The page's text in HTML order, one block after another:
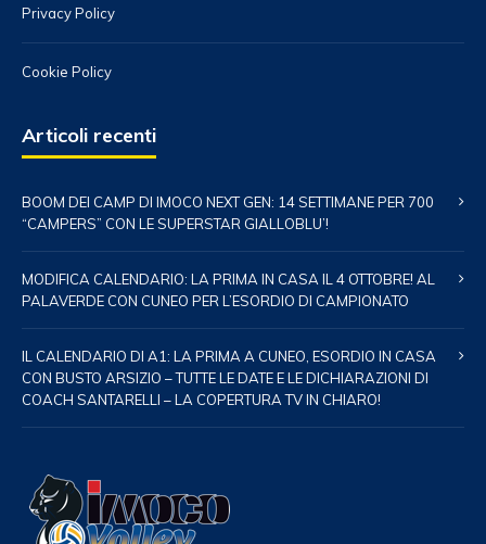
Privacy Policy
Cookie Policy
Articoli recenti
BOOM DEI CAMP DI IMOCO NEXT GEN: 14 SETTIMANE PER 700
“CAMPERS” CON LE SUPERSTAR GIALLOBLU’!
MODIFICA CALENDARIO: LA PRIMA IN CASA IL 4 OTTOBRE! AL
PALAVERDE CON CUNEO PER L’ESORDIO DI CAMPIONATO
IL CALENDARIO DI A1: LA PRIMA A CUNEO, ESORDIO IN CASA
CON BUSTO ARSIZIO – TUTTE LE DATE E LE DICHIARAZIONI DI
COACH SANTARELLI – LA COPERTURA TV IN CHIARO!